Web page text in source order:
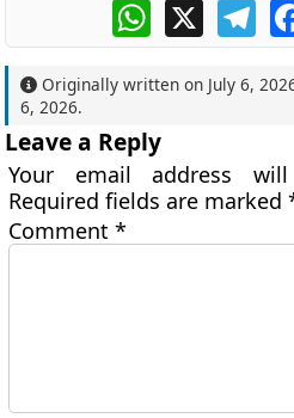
WhatsApp
X
Originally written on July 6,
6, 2026.
Leave a Reply
Your email address
Required fields are marked
Comment*